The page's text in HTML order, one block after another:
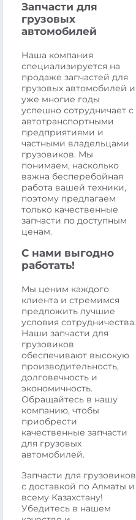
Запчасти для
грузовых
автомобилей
Наша компания
специализируется на
продаже запчастей для
грузовых автомобилей и
уже многие годы
успешно сотрудничает с
автотранспортными
предприятиями и
частными владельцами
грузовиков. Мы
понимаем, насколько
важна бесперебойная
работа вашей техники,
поэтому предлагаем
только качественные
запчасти по доступным
ценам.
С нами выгодно
работать!
Мы ценим каждого
клиента и стремимся
предложить лучшие
условия сотрудничества.
Наши запчасти для
грузовиков
обеспечивают высокую
производительность,
долговечность и
экономичность.
Обращайтесь в нашу
компанию, чтобы
приобрести
качественные запчасти
для грузовых
автомобилей.
Запчасти для грузовиков
с доставкой по Алматы и
всему Казахстану!
Убедитесь в нашем